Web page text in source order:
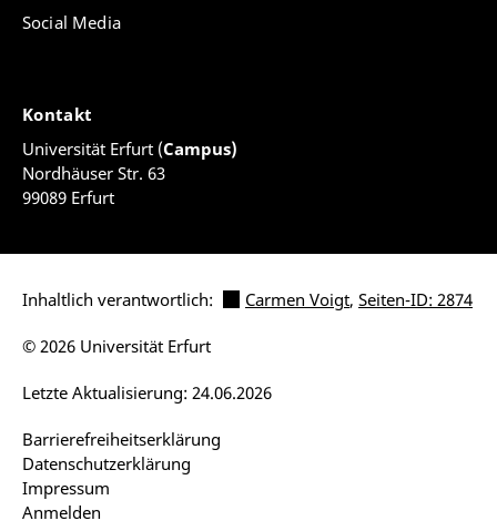
Social Media
Kontakt
Universität Erfurt (Campus)
Nordhäuser Str. 63
99089 Erfurt
Inhaltlich verantwortlich: Carmen Voigt, Seiten-ID: 2874
Barrierefreiheitserklärung
Datenschutzerklärung
Impressum
Anmelden
Letzte Aktualisierung: 24.06.2026
© 2026 Universität Erfurt